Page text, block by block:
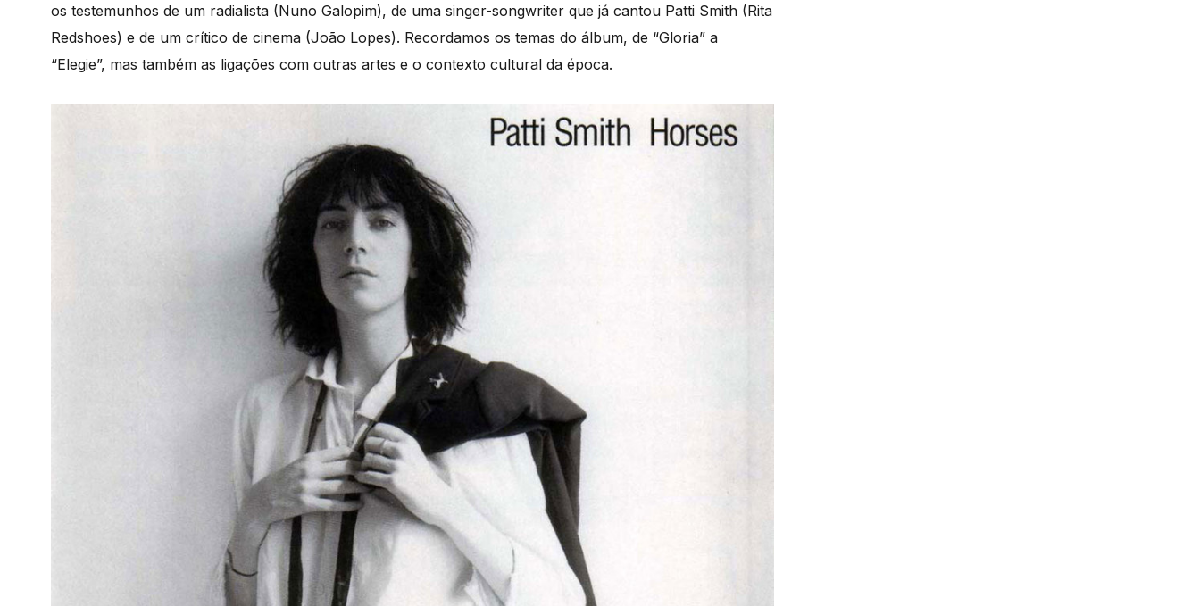
os testemunhos de um radialista (Nuno Galopim), de uma singer-songwriter que já cantou Patti Smith (Rita
Redshoes) e de um crítico de cinema (João Lopes). Recordamos os temas do álbum, de “Gloria” a
“Elegie”, mas também as ligações com outras artes e o contexto cultural da época.